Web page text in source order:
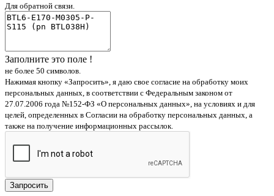
Для обратной связи.
Заполните это поле !
не более 50 символов.
Нажимая кнопку «Запросить», я даю свое согласие на обработку моих
персональных данных, в соответствии с Федеральным законом от
27.07.2006 года №152-ФЗ «О персональных данных», на условиях и для
целей, определенных в Согласии на обработку персональных данных, а
также на получение информационных рассылок.
Запросить